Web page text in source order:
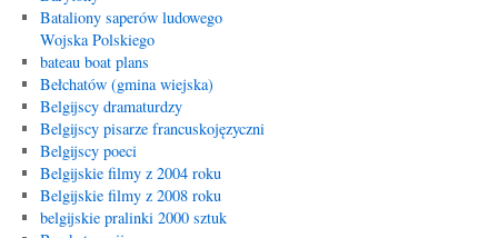
Bataliony saperów ludowego
Wojska Polskiego
bateau boat plans
Bełchatów (gmina wiejska)
Belgijscy dramaturdzy
Belgijscy pisarze francuskojęzyczni
Belgijscy poeci
Belgijskie filmy z 2004 roku
Belgijskie filmy z 2008 roku
belgijskie pralinki 2000 sztuk